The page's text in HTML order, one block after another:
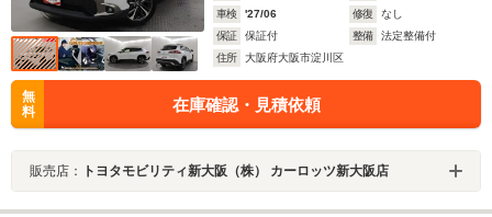
車検
'27/06 修復
なし
保証
保証付 整備
法定整備付
住所
大阪府大阪市淀川区
無
料
在庫確認・見積依頼
販売店： トヨタモビリティ新大阪（株） カーロッツ新大阪店